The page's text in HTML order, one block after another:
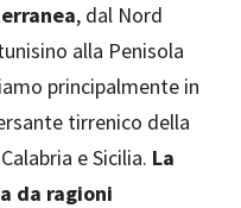
, dal Nord
alla Penisola
principalmente in
tirrenico della
e Sicilia. La
da ragioni